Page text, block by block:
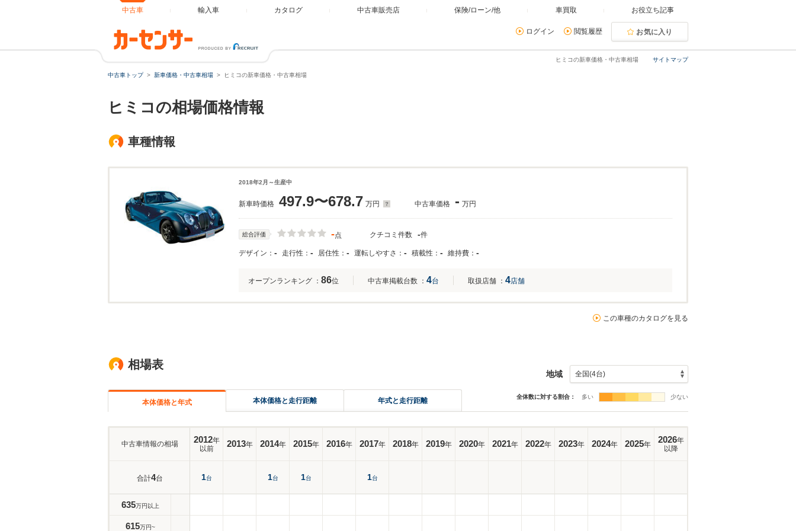
中古車 輸入車 カタログ 中古車販売店 保険/ローン/他 車買取 お役立ち記事
ログイン 閲覧履歴 お気に入り
サイトマップ
ヒミコの新車価格・中古車相場
中古車トップ 新車価格・中古車相場 ヒミコの新車価格・中古車相場
ヒミコの相場価格情報
車種情報
2018年2月～生産中
新車時価格 497.9〜678.7 万円 中古車価格 - 万円
総合評価 -点 クチコミ件数 -件
デザイン： - 走行性： - 居住性： - 運転しやすさ： - 積載性： - 維持費： -
オープンランキング ： 86位 中古車掲載台数 ： 4台 取扱店舗 ： 4店舗
この車種のカタログを見る
相場表
本体価格と年式 本体価格と走行距離 年式と走行距離
地域
全体数に対する割合： 多い 少ない
中古車情報の相場 2012年
以前
2013年 2014年 2015年 2016年 2017年 2018年 2019年 2020年 2021年 2022年 2023年 2024年 2025年 2026年
以降
合計4台 1台 1台 1台 1台
635万円以上
615万円~